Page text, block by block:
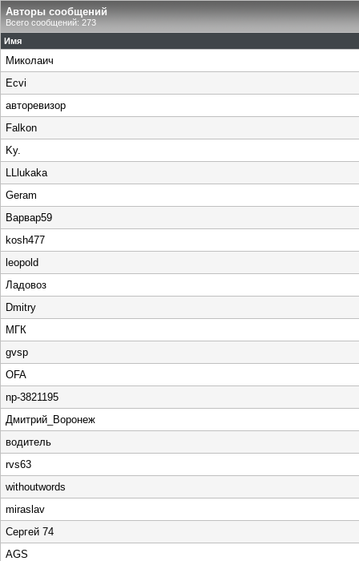
Авторы сообщений
Всего сообщений: 273
Имя
Миколаич
Ecvi
авторевизор
Falkon
Ky.
LLlukaka
Geram
Варвар59
kosh477
leopold
Ладовоз
Dmitry
МГК
gvsp
OFA
np-3821195
Дмитрий_Воронеж
водитель
rvs63
withoutwords
miraslav
Сергей 74
AGS